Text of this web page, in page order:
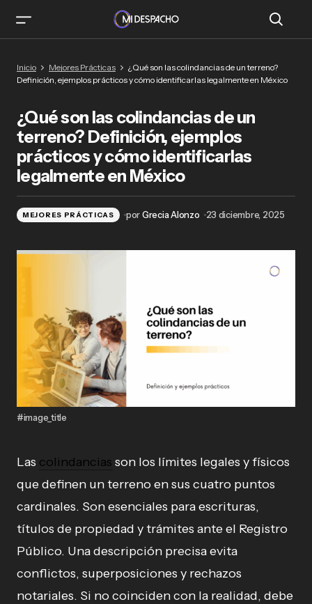
Definición, ejemplos prácticos y cómo
identificarlas legalmente en México
Inicio Mejores Prácticas
¿Qué son las colindancias de un terreno?
Definición, ejemplos prácticos y cómo identificarlas legalmente en México
¿Qué son las colindancias de un
terreno? Definición, ejemplos
prácticos y cómo identificarlas
legalmente en México
MEJORES PRÁCTICAS porGrecia Alonzo 23 diciembre, 2025
#image_title
Las colindancias son los límites legales y físicos
que definen un terreno en sus cuatro puntos
cardinales. Son esenciales para escrituras,
títulos de propiedad y trámites ante el Registro
Público. Una descripción precisa evita
conflictos, superposiciones y rechazos
notariales. Si no coinciden con la realidad, debe